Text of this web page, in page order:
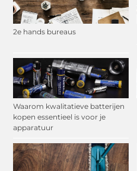
2e hands bureaus
Waarom kwalitatieve batterijen
kopen essentieel is voor je
apparatuur